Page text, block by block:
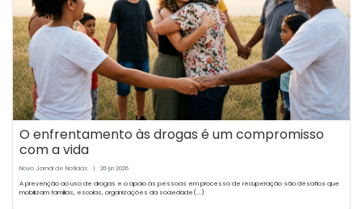
O enfrentamento às drogas é um compromisso
com a vida
Novo Jornal de Notícias | 26 jun2026
A prevenção ao uso de drogas e o apoio às pessoas em processo de recuperação são desafios que
mobilizam famílias, escolas, organizações da sociedade(...)